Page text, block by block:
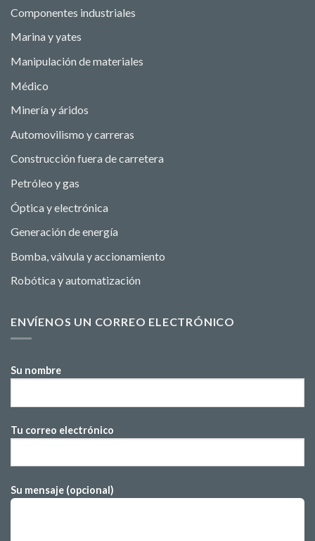
Componentes industriales
Marina y yates
Manipulación de materiales
Médico
Minería y áridos
Automovilismo y carreras
Construcción fuera de carretera
Petróleo y gas
Óptica y electrónica
Generación de energía
Bomba, válvula y accionamiento
Robótica y automatización
ENVÍENOS UN CORREO ELECTRÓNICO
Su nombre
Tu correo electrónico
Su mensaje (opcional)